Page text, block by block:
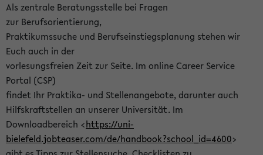
Als zentrale Beratungsstelle bei Fragen
zur Berufsorientierung,
Praktikumssuche und Berufseinstiegsplanung stehen wir
Euch auch in der
vorlesungsfreien Zeit zur Seite. Im online Career Service
Portal (CSP)
findet Ihr Praktika- und Stellenangebote, darunter auch
Hilfskraftstellen an unserer Universität. Im
Downloadbereich <https://uni-
bielefeld.jobteaser.com/de/handbook?school_id=4600>